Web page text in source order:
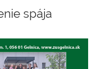
spája